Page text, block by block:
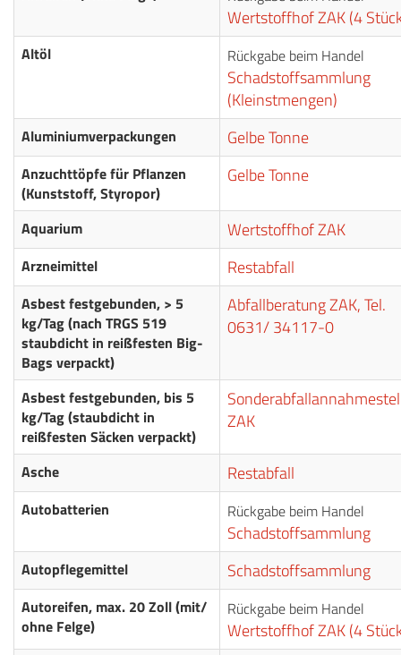
Wertstoffhof ZAK (4
Altöl Rückgabe beim Handel
Schadstoffsammlung
(Kleinstmengen)
Aluminiumverpackungen Gelbe Tonne
Anzuchttöpfe für Pflanzen
(Kunststoff, Styropor)
Gelbe Tonne
Aquarium Wertstoffhof ZAK
Arzneimittel Restabfall
Asbest festgebunden, > 5
kg/Tag (nach TRGS 519
staubdicht in reißfesten Big-
Bags verpackt)
Abfallberatung ZAK, Tel.
0631/ 34117-0
Asbest festgebunden, bis 5
kg/Tag (staubdicht in
reißfesten Säcken verpackt)
ZAK
Asche Restabfall
Autobatterien Rückgabe beim Handel
Schadstoffsammlung
Autopflegemittel Schadstoffsammlung
Autoreifen, max. 20 Zoll (mit/
ohne Felge)
Rückgabe beim Handel
Wertstoffhof ZAK (4